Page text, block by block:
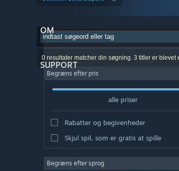
OM
SUPPORT
0 resultater matcher din søgning. 3 titler er
Begræns efter pris
alle priser
Rabatter og begivenheder
Skjul spil, som er gratis at spille
Begræns efter sprog